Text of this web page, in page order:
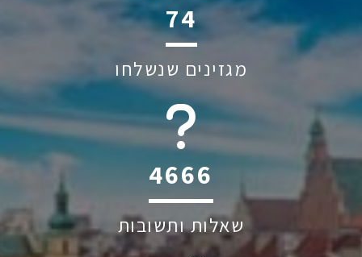
111
מגזינים שנשלחו
6045
שאלות ותשובות